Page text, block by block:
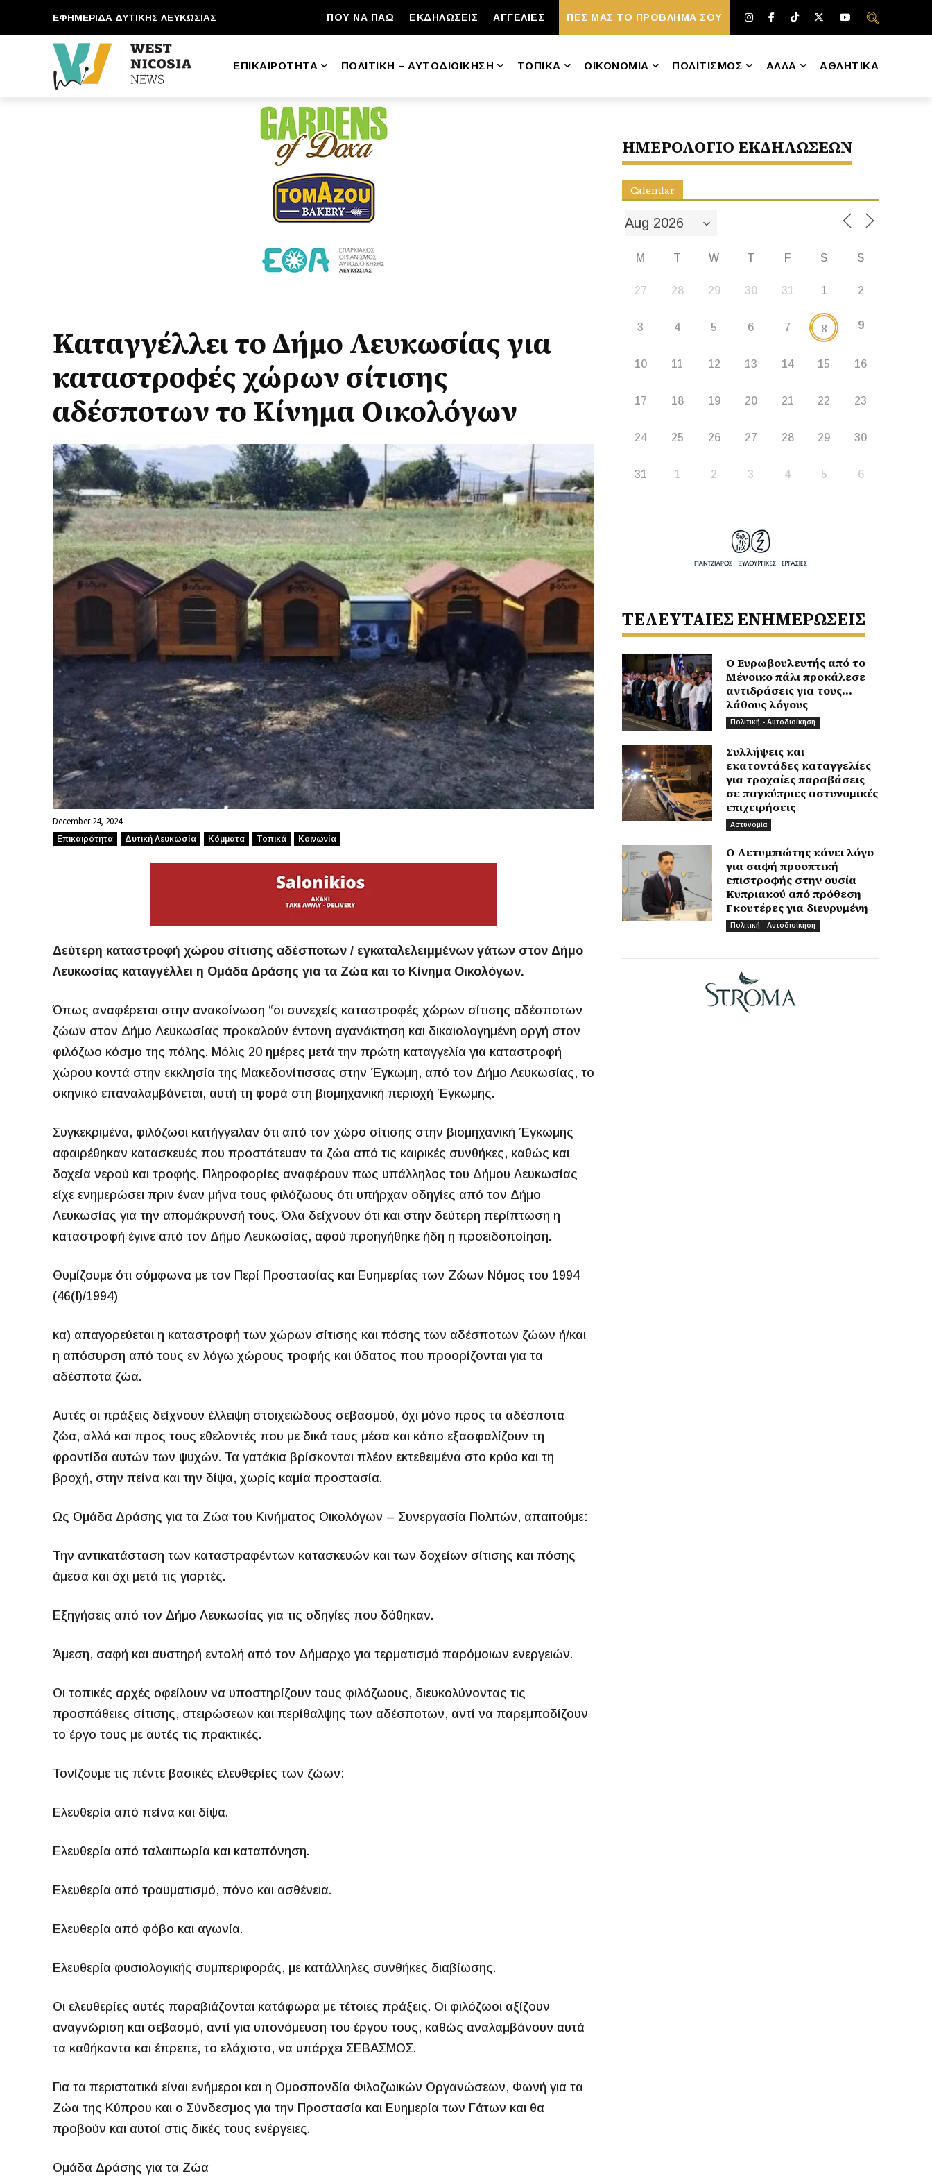
ΕΦΗΜΕΡΙΔΑ ΔΥΤΙΚΗΣ ΛΕΥΚΩΣΙΑΣ ΠΟΥ ΝΑ ΠΑΩ ΕΚΔΗΛΩΣΕΙΣ ΑΓΓΕΛΙΕΣ ΠΕΣ ΜΑΣ ΤΟ ΠΡΟΒΛΗΜΑ ΣΟΥ
ΕΠΙΚΑΙΡΟΤΗΤΑ ΠΟΛΙΤΙΚΗ – ΑΥΤΟΔΙΟΙΚΗΣΗ ΤΟΠΙΚΑ ΟΙΚΟΝΟΜΙΑ ΠΟΛΙΤΙΣΜΟΣ ΑΛΛΑ ΑΘΛΗΤΙΚΑ
Καταγγέλλει το Δήμο Λευκωσίας για
καταστροφές χώρων σίτισης
αδέσποτων το Κίνημα Οικολόγων
December 24, 2024
Επικαιρότητα Δυτική Λευκωσία Κόμματα Τοπικά Κοινωνία
Δεύτερη καταστροφή χώρου σίτισης αδέσποτων / εγκαταλελειμμένων γάτων στον Δήμο
Λευκωσίας καταγγέλλει η Ομάδα Δράσης για τα Ζώα και το Κίνημα Οικολόγων.
Όπως αναφέρεται στην ανακοίνωση “οι συνεχείς καταστροφές χώρων σίτισης αδέσποτων
ζώων στον Δήμο Λευκωσίας προκαλούν έντονη αγανάκτηση και δικαιολογημένη οργή στον
φιλόζωο κόσμο της πόλης. Μόλις 20 ημέρες μετά την πρώτη καταγγελία για καταστροφή
χώρου κοντά στην εκκλησία της Μακεδονίτισσας στην Έγκωμη, από τον Δήμο Λευκωσίας, το
σκηνικό επαναλαμβάνεται, αυτή τη φορά στη βιομηχανική περιοχή Έγκωμης.
Συγκεκριμένα, φιλόζωοι κατήγγειλαν ότι από τον χώρο σίτισης στην βιομηχανική Έγκωμης
αφαιρέθηκαν κατασκευές που προστάτευαν τα ζώα από τις καιρικές συνθήκες, καθώς και
δοχεία νερού και τροφής. Πληροφορίες αναφέρουν πως υπάλληλος του Δήμου Λευκωσίας
είχε ενημερώσει πριν έναν μήνα τους φιλόζωους ότι υπήρχαν οδηγίες από τον Δήμο
Λευκωσίας για την απομάκρυνσή τους. Όλα δείχνουν ότι και στην δεύτερη περίπτωση η
καταστροφή έγινε από τον Δήμο Λευκωσίας, αφού προηγήθηκε ήδη η προειδοποίηση.
Θυμίζουμε ότι σύμφωνα με τον Περί Προστασίας και Ευημερίας των Ζώων Νόμος του 1994
(46(I)/1994)
κα) απαγορεύεται η καταστροφή των χώρων σίτισης και πόσης των αδέσποτων ζώων ή/και
η απόσυρση από τους εν λόγω χώρους τροφής και ύδατος που προορίζονται για τα
αδέσποτα ζώα.
Αυτές οι πράξεις δείχνουν έλλειψη στοιχειώδους σεβασμού, όχι μόνο προς τα αδέσποτα
ζώα, αλλά και προς τους εθελοντές που με δικά τους μέσα και κόπο εξασφαλίζουν τη
φροντίδα αυτών των ψυχών. Τα γατάκια βρίσκονται πλέον εκτεθειμένα στο κρύο και τη
βροχή, στην πείνα και την δίψα, χωρίς καμία προστασία.
Ως Ομάδα Δράσης για τα Ζώα του Κινήματος Οικολόγων – Συνεργασία Πολιτών, απαιτούμε:
Την αντικατάσταση των καταστραφέντων κατασκευών και των δοχείων σίτισης και πόσης
άμεσα και όχι μετά τις γιορτές.
Εξηγήσεις από τον Δήμο Λευκωσίας για τις οδηγίες που δόθηκαν.
Άμεση, σαφή και αυστηρή εντολή από τον Δήμαρχο για τερματισμό παρόμοιων ενεργειών.
Οι τοπικές αρχές οφείλουν να υποστηρίζουν τους φιλόζωους, διευκολύνοντας τις
προσπάθειες σίτισης, στειρώσεων και περίθαλψης των αδέσποτων, αντί να παρεμποδίζουν
το έργο τους με αυτές τις πρακτικές.
Τονίζουμε τις πέντε βασικές ελευθερίες των ζώων:
Ελευθερία από πείνα και δίψα.
Ελευθερία από ταλαιπωρία και καταπόνηση.
Ελευθερία από τραυματισμό, πόνο και ασθένεια.
Ελευθερία από φόβο και αγωνία.
Ελευθερία φυσιολογικής συμπεριφοράς, με κατάλληλες συνθήκες διαβίωσης.
Οι ελευθερίες αυτές παραβιάζονται κατάφωρα με τέτοιες πράξεις. Οι φιλόζωοι αξίζουν
αναγνώριση και σεβασμό, αντί για υπονόμευση του έργου τους, καθώς αναλαμβάνουν αυτά
τα καθήκοντα και έπρεπε, το ελάχιστο, να υπάρχει ΣΕΒΑΣΜΟΣ.
Για τα περιστατικά είναι ενήμεροι και η Ομοσπονδία Φιλοζωικών Οργανώσεων, Φωνή για τα
Ζώα της Κύπρου και ο Σύνδεσμος για την Προστασία και Ευημερία των Γάτων και θα
προβούν και αυτοί στις δικές τους ενέργειες.
Ομάδα Δράσης για τα Ζώα
ΗΜΕΡΟΛΟΓΙΟ ΕΚΔΗΛΩΣΕΩΝ
Calendar
M T W T F S S
27 28 29 30 31 1 2
3 4 5 6 7 8 9
10 11 12 13 14 15 16
17 18 19 20 21 22 23
24 25 26 27 28 29 30
31 1 2 3 4 5 6
ΤΕΛΕΥΤΑΙΕΣ ΕΝΗΜΕΡΩΣΕΙΣ
Ο Ευρωβουλευτής από το
Μένοικο πάλι προκάλεσε
αντιδράσεις για τους…
λάθους λόγους
Πολιτική - Αυτοδιοίκηση
Συλλήψεις και
εκατοντάδες καταγγελίες
για τροχαίες παραβάσεις
σε παγκύπριες αστυνομικές
επιχειρήσεις
Αστυνομία
Ο Λετυμπιώτης κάνει λόγο
για σαφή προοπτική
επιστροφής στην ουσία
Κυπριακού από πρόθεση
Γκουτέρες για διευρυμένη
Πολιτική - Αυτοδιοίκηση